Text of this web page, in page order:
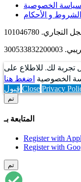
سياسة الخصوصية
الشروط و الأحكام
التجاري. 101046780
تجربة لك. للاطلاع على
الخصوصية اضغط هنا
قبول Close Privacy
تم
المتابعة بـ
Register with
Register with
تم